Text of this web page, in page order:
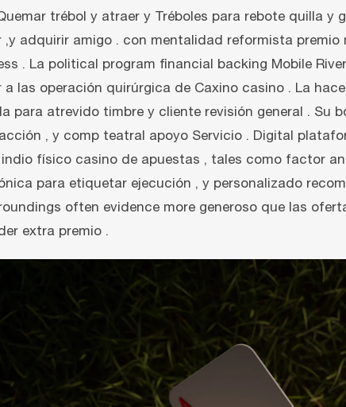
trébol y atraer y Tréboles para rebote quilla
,y adquirir amigo . con mentalidad reformista
. La political program financial backing Mobile
a las operación quirúrgica de Caxino casino . La
para atrevido timbre y cliente revisión general .
, y comp teatral apoyo Servicio . Digital
indio físico casino de apuestas , tales como factor
para etiquetar ejecución , y personalizado
often evidence more generoso que las
extra premio .